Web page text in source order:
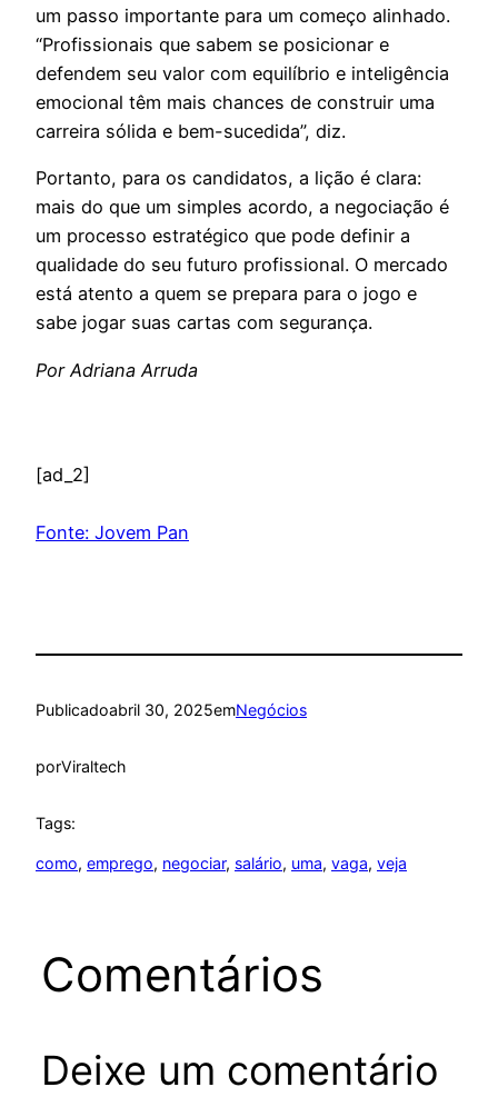
um passo importante para um começo alinhado.
“Profissionais que sabem se posicionar e
defendem seu valor com equilíbrio e inteligência
emocional têm mais chances de construir uma
carreira sólida e bem-sucedida”, diz.
Portanto, para os candidatos, a lição é clara:
mais do que um simples acordo, a negociação é
um processo estratégico que pode definir a
qualidade do seu futuro profissional. O mercado
está atento a quem se prepara para o jogo e
sabe jogar suas cartas com segurança.
Por Adriana Arruda
[ad_2]
Fonte: Jovem Pan
Publicadoabril 30, 2025emNegócios
porViraltech
Tags:
como, emprego, negociar, salário, uma, vaga, veja
Comentários
Deixe um comentário